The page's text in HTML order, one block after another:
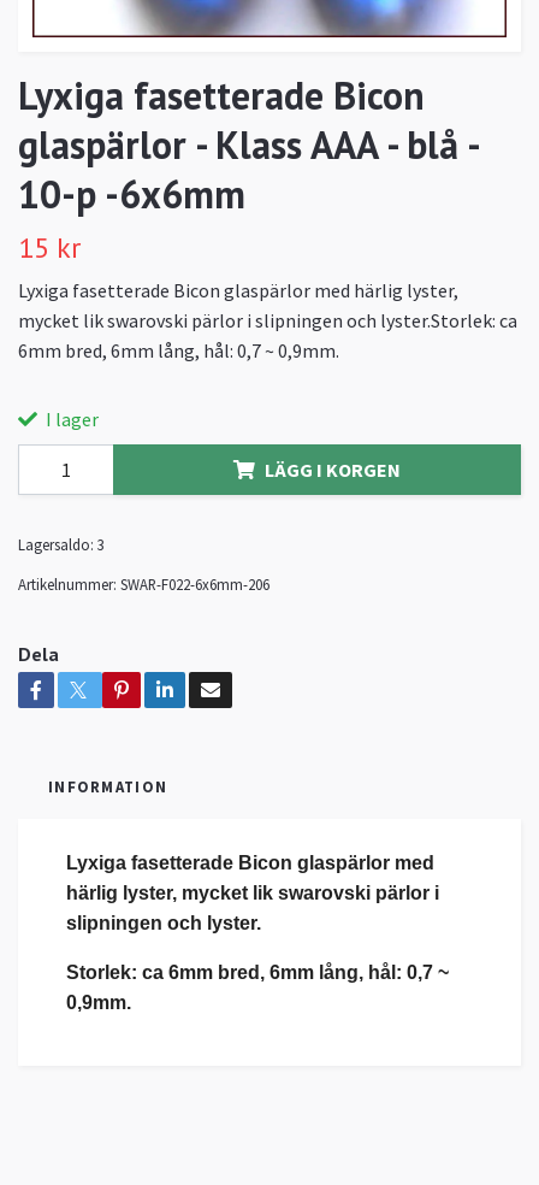
Lyxiga fasetterade Bicon
glaspärlor - Klass AAA - blå -
10-p -6x6mm
15 kr
Lyxiga fasetterade Bicon glaspärlor med härlig lyster,
mycket lik swarovski pärlor i slipningen och lyster.Storlek: ca
6mm bred, 6mm lång, hål: 0,7 ~ 0,9mm.
I lager
LÄGG I KORGEN
Lagersaldo: 3
Artikelnummer: SWAR-F022-6x6mm-206
Dela
INFORMATION
Lyxiga fasetterade Bicon glaspärlor med
härlig lyster, mycket lik swarovski pärlor i
slipningen och lyster.
Storlek: ca 6mm bred, 6mm lång, hål: 0,7 ~
0,9mm.